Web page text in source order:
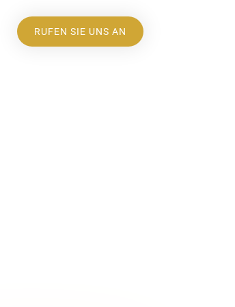
RUFEN SIE UNS AN